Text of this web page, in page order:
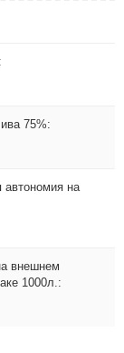
75%:
автономия на
внешнем
1000л.: